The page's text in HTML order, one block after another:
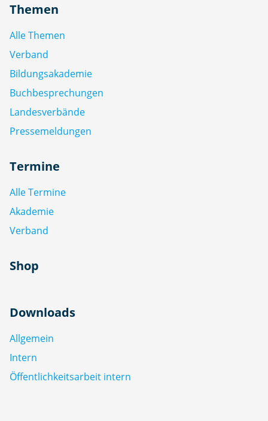
Themen
Alle Themen
Verband
Bildungsakademie
Buchbesprechungen
Landesverbände
Pressemeldungen
Termine
Alle Termine
Akademie
Verband
Shop
Downloads
Allgemein
Intern
Öffentlichkeitsarbeit intern